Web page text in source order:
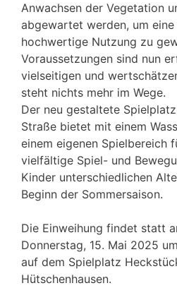
Anwachsen der Vegetation
abgewartet werden, um
hochwertige Nutzung zu
Voraussetzungen sind nun
vielseitigen und
steht nichts mehr im Wege.
Der neu gestaltete
Straße bietet mit einem
einem eigenen Spielbereich
vielfältige Spiel- und
Kinder unterschiedlichen
Beginn der Sommersaison.
Die Einweihung findet statt
Donnerstag, 15. Mai 2025
auf dem Spielplatz
Hütschenhausen.